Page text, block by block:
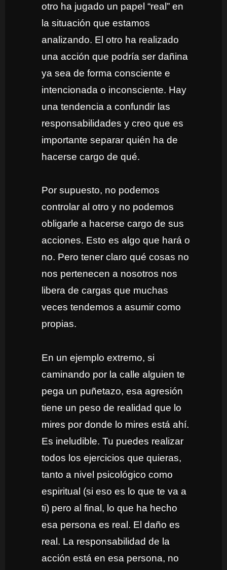
otro ha jugado un papel “real” en
la situación que estamos
analizando. El otro ha realizado
una acción que podría ser dañina
ya sea de forma consciente e
intencionada o inconsciente. Hay
una tendencia a confundir las
responsabilidades y creo que es
importante separar quién ha de
hacerse cargo de qué.
Por supuesto, no podemos
controlar al otro y no podemos
obligarle a hacerse cargo de sus
acciones. Esto es algo que hará o
no. Pero tener claro qué cosas no
nos pertenecen a nosotros nos
libera de cargas que muchas
veces tendemos a asumir como
propias.
En un ejemplo extremo, si
caminando por la calle alguien te
pega un puñetazo, esa agresión
tiene un peso de realidad que lo
mires por donde lo mires está ahí.
Es ineludible. Tu puedes realizar
todos los ejercicios que quieras,
tanto a nivel psicológico como
espiritual (si eso es lo que te va a
ti) pero al final, lo que ha hecho
esa persona es real. El daño es
real. La responsabilidad de la
acción está en esa persona, no